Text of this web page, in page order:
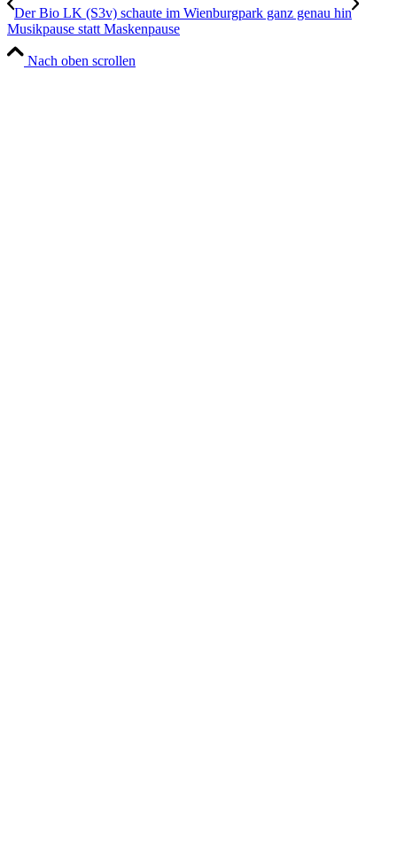
Der Bio LK (S3v) schaute im Wienburgpark ganz genau hin
Musikpause statt Maskenpause
Nach oben scrollen